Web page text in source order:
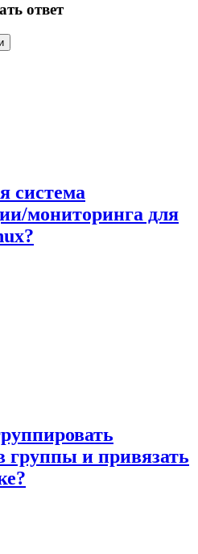
ответ
система
мониторинга для
и привязать